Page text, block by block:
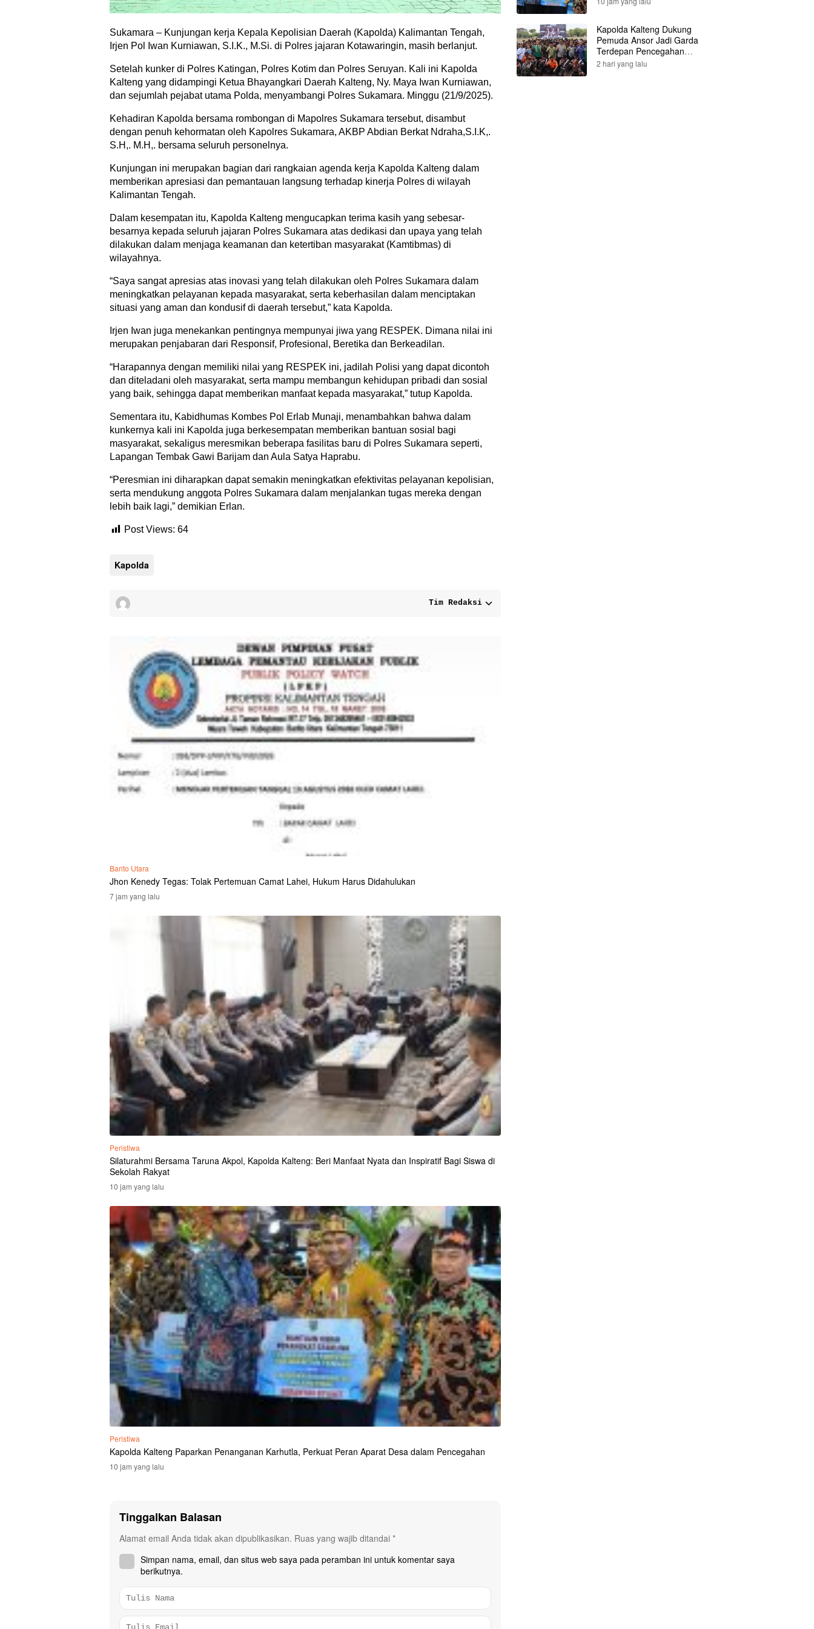
Sukamara – Kunjungan kerja Kepala Kepolisian Daerah (Kapolda) Kalimantan Tengah,
Irjen Pol Iwan Kurniawan, S.I.K., M.Si. di Polres jajaran Kotawaringin, masih berlanjut.
Setelah kunker di Polres Katingan, Polres Kotim dan Polres Seruyan. Kali ini Kapolda
Kalteng yang didampingi Ketua Bhayangkari Daerah Kalteng, Ny. Maya Iwan Kurniawan,
dan sejumlah pejabat utama Polda, menyambangi Polres Sukamara. Minggu (21/9/2025).
Kehadiran Kapolda bersama rombongan di Mapolres Sukamara tersebut, disambut
dengan penuh kehormatan oleh Kapolres Sukamara, AKBP Abdian Berkat Ndraha,S.I.K,.
S.H,. M.H,. bersama seluruh personelnya.
Kunjungan ini merupakan bagian dari rangkaian agenda kerja Kapolda Kalteng dalam
memberikan apresiasi dan pemantauan langsung terhadap kinerja Polres di wilayah
Kalimantan Tengah.
Dalam kesempatan itu, Kapolda Kalteng mengucapkan terima kasih yang sebesar-
besarnya kepada seluruh jajaran Polres Sukamara atas dedikasi dan upaya yang telah
dilakukan dalam menjaga keamanan dan ketertiban masyarakat (Kamtibmas) di
wilayahnya.
“Saya sangat apresias atas inovasi yang telah dilakukan oleh Polres Sukamara dalam
meningkatkan pelayanan kepada masyarakat, serta keberhasilan dalam menciptakan
situasi yang aman dan kondusif di daerah tersebut,” kata Kapolda.
Irjen Iwan juga menekankan pentingnya mempunyai jiwa yang RESPEK. Dimana nilai ini
merupakan penjabaran dari Responsif, Profesional, Beretika dan Berkeadilan.
“Harapannya dengan memiliki nilai yang RESPEK ini, jadilah Polisi yang dapat dicontoh
dan diteladani oleh masyarakat, serta mampu membangun kehidupan pribadi dan sosial
yang baik, sehingga dapat memberikan manfaat kepada masyarakat,” tutup Kapolda.
Sementara itu, Kabidhumas Kombes Pol Erlab Munaji, menambahkan bahwa dalam
kunkernya kali ini Kapolda juga berkesempatan memberikan bantuan sosial bagi
masyarakat, sekaligus meresmikan beberapa fasilitas baru di Polres Sukamara seperti,
Lapangan Tembak Gawi Barijam dan Aula Satya Haprabu.
“Peresmian ini diharapkan dapat semakin meningkatkan efektivitas pelayanan kepolisian,
serta mendukung anggota Polres Sukamara dalam menjalankan tugas mereka dengan
lebih baik lagi,” demikian Erlan.
Post Views: 64
Kapolda
Tim Redaksi
Barito Utara
Jhon Kenedy Tegas: Tolak Pertemuan Camat Lahei, Hukum Harus Didahulukan
7 jam yang lalu
Peristiwa
Silaturahmi Bersama Taruna Akpol, Kapolda Kalteng: Beri Manfaat Nyata dan Inspiratif Bagi Siswa di
Sekolah Rakyat
10 jam yang lalu
Peristiwa
Kapolda Kalteng Paparkan Penanganan Karhutla, Perkuat Peran Aparat Desa dalam Pencegahan
10 jam yang lalu
Tinggalkan Balasan
Alamat email Anda tidak akan dipublikasikan. Ruas yang wajib ditandai *
Simpan nama, email, dan situs web saya pada peramban ini untuk komentar saya
berikutnya.
Kapolda Kalteng Dukung
Pemuda Ansor Jadi Garda
Terdepan Pencegahan
Karhutla
2 hari yang lalu